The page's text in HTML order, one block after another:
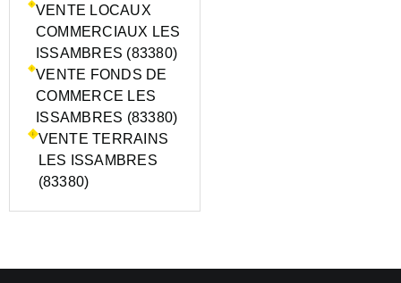
VENTE LOCAUX
COMMERCIAUX LES
ISSAMBRES (83380)
VENTE FONDS DE
COMMERCE LES
ISSAMBRES (83380)
VENTE TERRAINS
LES ISSAMBRES
(83380)